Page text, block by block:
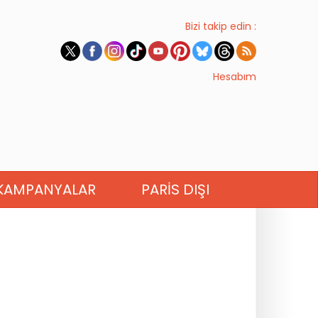
Bizi takip edin :
Hesabım
PARIS DIŞI